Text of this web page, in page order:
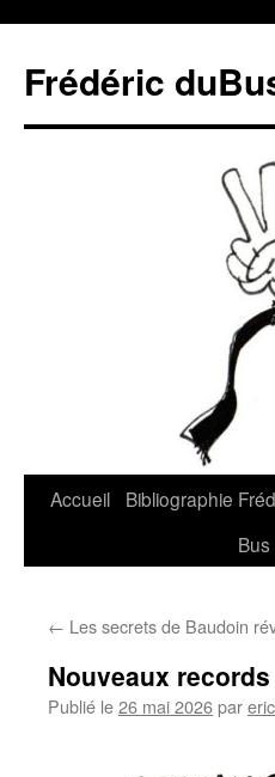
Frédéric
Accueil Bibliographie
Bus
← Les secrets de Baudoin
Nouveaux
Publié le26 mai 2026par